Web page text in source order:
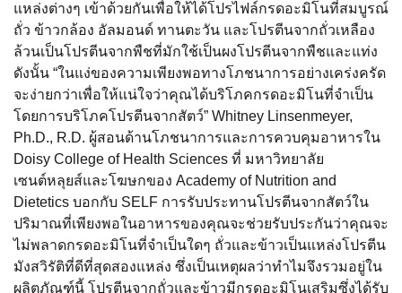
แหล่งต่างๆ เข้าด้วยกันเพื่อให้ได้โปรไฟล์กรดอะมิโนที่สมบูรณ์
ถั่ว ข้าวกล้อง อัลมอนด์ ทานตะวัน และโปรตีนจากถั่วเหลือง
ล้วนเป็นโปรตีนจากพืชที่มักใช้เป็นผงโปรตีนจากพืชและแท่ง
ดังนั้น “ในแง่ของความเพียงพอทางโภชนาการอย่างเคร่งครัด
จะง่ายกว่าเพื่อให้แน่ใจว่าคุณได้บริโภคกรดอะมิโนที่จำเป็น
โดยการบริโภคโปรตีนจากสัตว์” Whitney Linsenmeyer,
Ph.D., R.D. ผู้สอนด้านโภชนาการและการควบคุมอาหารใน
Doisy College of Health Sciences ที่ มหาวิทยาลัย
เซนต์หลุยส์และโฆษกของ Academy of Nutrition and
Dietetics บอกกับ SELF การรับประทานโปรตีนจากสัตว์ใน
ปริมาณที่เพียงพอในอาหารของคุณจะช่วยรับประกันว่าคุณจะ
ไม่พลาดกรดอะมิโนที่จำเป็นใดๆ ถั่วและข้าวเป็นแหล่งโปรตีน
มังสวิรัติที่ดีที่สุดสองแหล่ง ซึ่งเป็นเหตุผลว่าทำไมจึงรวมอยู่ใน
ผลิตภัณฑ์นี้ โปรตีนจากถั่วและข้าวมีกรดอะมิโนเสริมซึ่งได้รับ